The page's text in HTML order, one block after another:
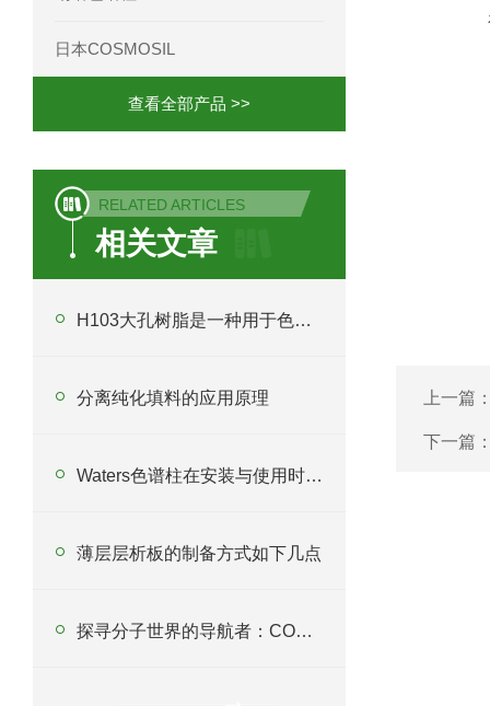
日本COSMOSIL
查看全部产品 >>
RELATED ARTICLES
相关文章
H103大孔树脂是一种用于色谱分离的介孔树脂
分离纯化填料的应用原理
Waters色谱柱在安装与使用时应注意什么？
薄层层析板的制备方式如下几点
探寻分子世界的导航者：COSMOSIL色谱柱
上一篇
下一篇